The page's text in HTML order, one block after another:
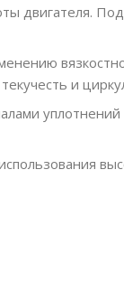
двигателя.
и